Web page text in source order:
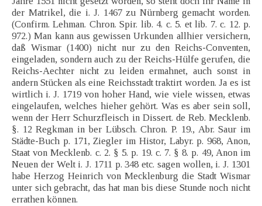
der Matrikel, die i. J. 1467 zu Nürnberg gemacht worden.
(Confirm. Lehman. Chron. Spir. lib. 4. c. 5. et lib. 7. c. 12. p.
972.) Man kann aus gewissen Urkunden allhier versichern,
daß Wismar (1400) nicht nur zu den Reichs-Conventen,
eingeladen, sondern auch zu der Reichs-Hülfe gerufen, die
Reichs-Aechter nicht zu leiden ermahnet, auch sonst in
andern Stücken als eine Reichsstadt traktirt worden. Ja es ist
wirtlich i. J. 1719 von hoher Hand, wie viele wissen, etwas
eingelaufen, welches hieher gehört. Was es aber sein soll,
wenn der Herr Schurzfleisch in Dissert. de Reb. Mecklenb.
§. 12 Regkman in ber Lübsch. Chron. P. 19., Abr. Saur im
Städte-Buch p. 171, Ziegler im Histor, Labyr. p. 968, Anon,
Staat von Mecklenb. c. 2. § 5. p. 19. c. 7. § 8. p. 49, Anon im
Neuen der Welt i. J. 1711 p. 348 etc. sagen wollen, i. J. 1301
habe Herzog Heinrich von Mecklenburg die Stadt Wismar
unter sich gebracht, das hat man bis diese Stunde noch nicht
errathen können.